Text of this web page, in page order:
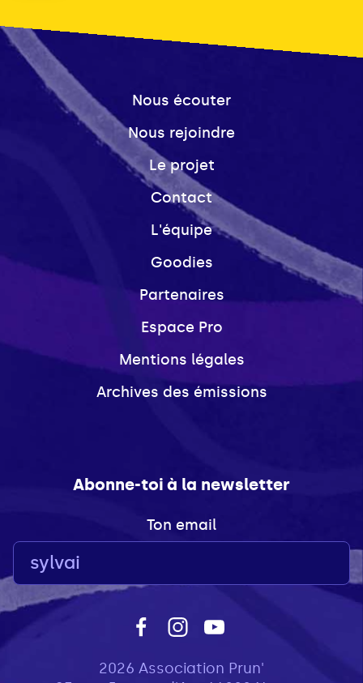
Nous écouter
Nous rejoindre
Le projet
Contact
L'équipe
Goodies
Partenaires
Espace Pro
Mentions légales
Archives des émissions
Abonne-toi à la newsletter
Ton email
2026 Association Prun'